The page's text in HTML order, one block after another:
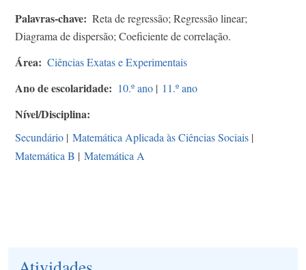
Palavras-chave
Reta de regressão; Regressão linear;
Diagrama de dispersão; Coeficiente de correlação.
Área Ciências Exatas e Experimentais
Ano de escolaridade 10.º ano | 11.º ano
Nível/Disciplina
Secundário | Matemática Aplicada às Ciências Sociais |
Matemática B | Matemática A